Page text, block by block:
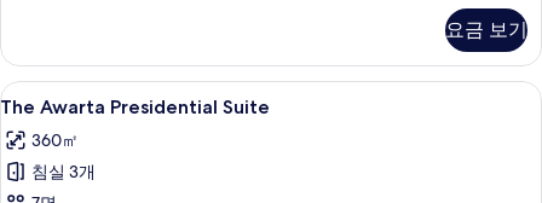
전
망
(The
Royal
Orchid)
영
장
전
(The
Royal
Orchid)
수
영
장
전
망
라,
침
실
개,
수
영
요금 보기
The
Awarta
Presidential
Suite
The Awarta Presidential Suite | 거실 |
9
The Awarta Presidential Suite
360㎡
침실 3개